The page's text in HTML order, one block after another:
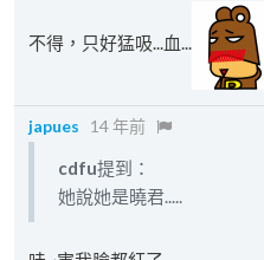
不得，只好猛吸...血...
japues 14 年前
cdfu提到：
她說她是曉君.....